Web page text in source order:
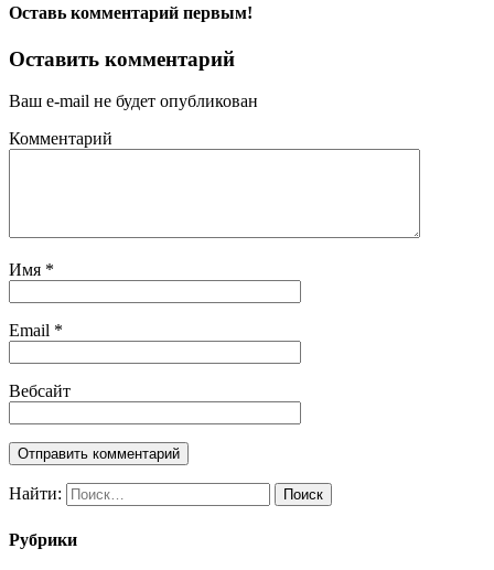
Оставь комментарий первым!
Оставить комментарий
Ваш e-mail не будет опубликован
Комментарий
Имя *
Email *
Вебсайт
Найти:
Рубрики